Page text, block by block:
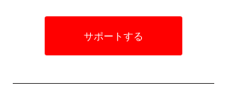
サポートする